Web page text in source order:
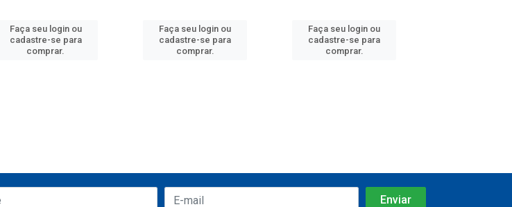
Faça seu login ou
cadastre-se para
comprar.
Faça seu login ou
cadastre-se para
comprar.
Faça seu login ou
cadastre-se para
comprar.